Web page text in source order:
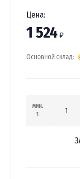
Цена:
1 524 ₽
Основной склад:
мин.
1